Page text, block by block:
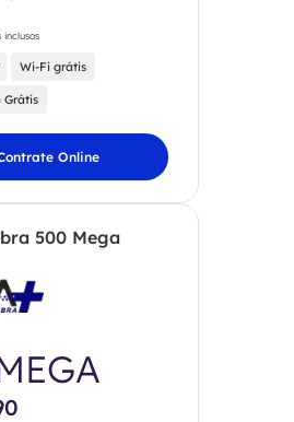
inclusos
Wi-Fi grátis
Online
500 Mega